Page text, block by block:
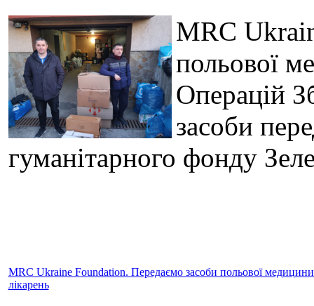
MRC
польової
Операцій
засоби
гуманітарного фонду
MRC Ukraine Foundation. Передаємо засоби польової
лікарень